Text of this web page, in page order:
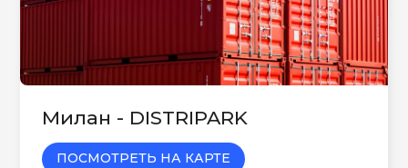
Милан - DISTRIPARK
ПОСМОТРЕТЬ НА КАРТЕ